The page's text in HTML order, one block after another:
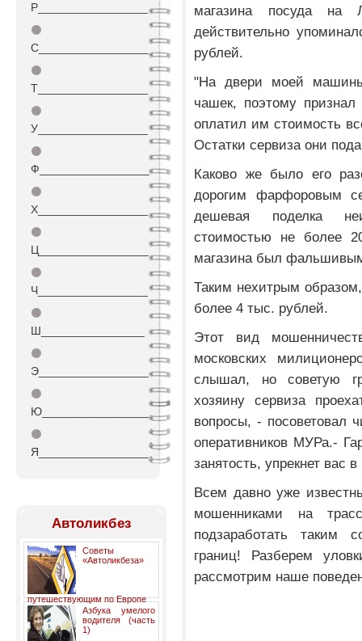
Р_________________
⚫
С_________________
⚫
Т_________________
⚫
У_________________
⚫
Ф_________________
⚫
Х_________________
⚫
Ц_________________
⚫
Ч_________________
⚫
Ш________________
⚫
Э_________________
⚫
Ю_________________
⚫
Я_________________
Автоликбез
Советы
«Автоликбеза»
путешествующим по Европе
Азбука умелого
водителя (часть
1)
магазина посуда на
действительно
рублей.
"На двери моей
чашек, поэтому
оплатил им стоимость
Остатки сервиза они
Каково же было его
дорогим фарфоровым
дешевая поделка
стоимостью не более
магазина был
Таким нехитрым
более 4 тыс. рублей.
Этот вид
московских
слышал, но советую
хозяину сервиза
вопросы, - посоветовал
оперативников МУРа.-
занятость, упрекнет вас
Всем давно уже
мошенниками на
подзаработать таким
границ! Разберем
рассмотрим наше